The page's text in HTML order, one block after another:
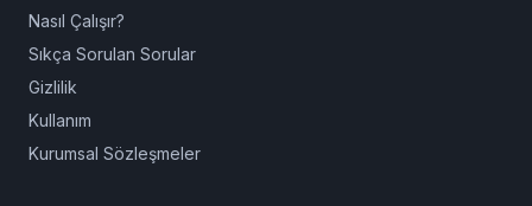
Nasıl Çalışır?
Sıkça Sorulan Sorular
Gizlilik
Kullanım
Kurumsal Sözleşmeler